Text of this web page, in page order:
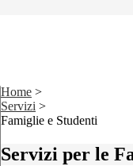
Home >
Servizi >
Famiglie e Studenti
Servizi per le